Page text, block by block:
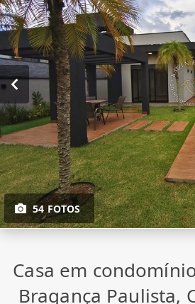
54 FOTOS
Casa em
Bragança Paulista,